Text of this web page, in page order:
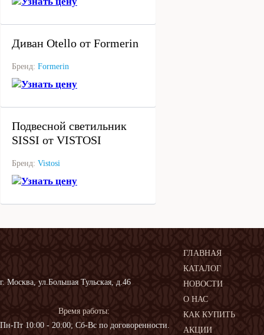
Диван Otello от Formerin
Бренд: Formerin
Узнать цену
Подвесной светильник
SISSI от VISTOSI
Бренд: Vistosi
Узнать цену
г. Москва, ул.Большая Тульская, д.46
Время работы:
Пн-Пт 10:00 - 20:00; Сб-Вс по договоренности.
ГЛАВНАЯ
КАТАЛОГ
НОВОСТИ
О НАС
КАК КУПИТЬ
АКЦИИ